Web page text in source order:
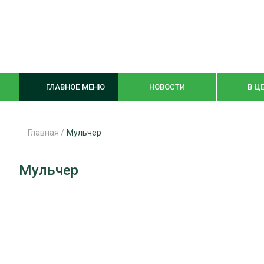
ГЛАВНОЕ МЕНЮ НОВОСТИ В
Главная / Мульчер
Мульчер